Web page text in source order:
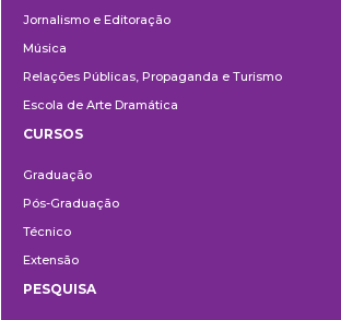
Jornalismo e Editoração
Música
Relações Públicas, Propaganda e Turismo
Escola de Arte Dramática
CURSOS
Graduação
Pós-Graduação
Técnico
Extensão
PESQUISA